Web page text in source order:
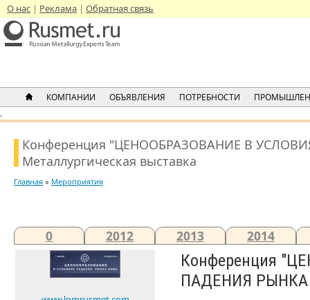
О нас Реклама Обратная связь
КОМПАНИИ ОБЪЯВЛЕНИЯ ПОТРЕБНОСТИ
.
Конференция "ЦЕНООБРАЗОВАНИЕ В
Металлургическая выставка
Главная » Мероприятия
0 2012 2013 2014
Конференция
ПАДЕНИЯ